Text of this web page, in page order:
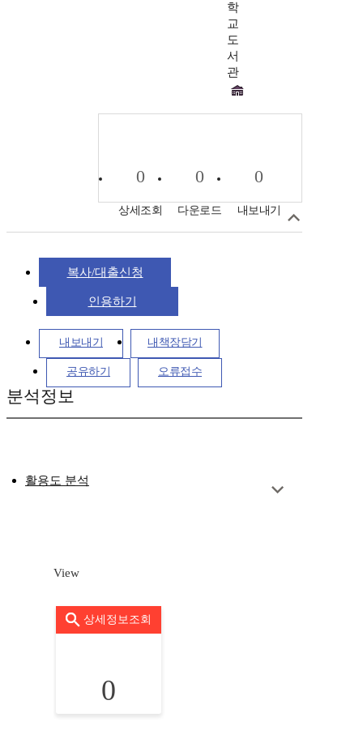
학
교
도
서
관
0
상세조회
0
다운로드
0
내보내기
복사/대출신청
인용하기
내보내기 내책장담기
공유하기 오류접수
분석정보
활용도 분석
View
상세정보조회
0